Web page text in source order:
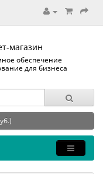
магазин
обеспечение
для бизнеса